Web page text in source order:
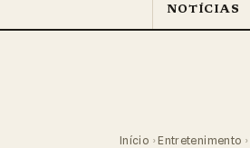
NOTÍCIAS
Início › Entretenimento ›